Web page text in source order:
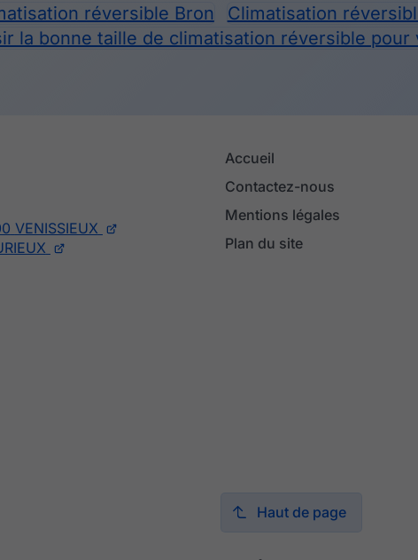
réversible Bron
Climatisation
la bonne taille de climatisation réversible pour
VENISSIEUX
Accueil
Contactez-nous
Mentions légales
Plan du site
Haut de page